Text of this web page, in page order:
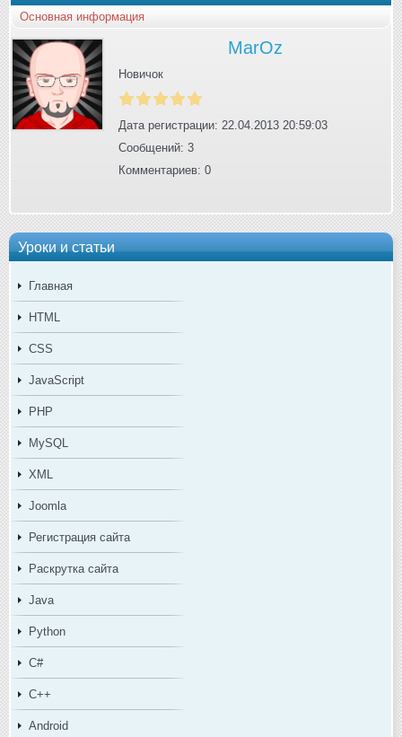
Уроки и статьи
Главная
HTML
CSS
JavaScript
PHP
MySQL
XML
Joomla
Регистрация сайта
Раскрутка сайта
Java
Python
C#
C++
Android
Основная информация
MarOz
Новичок
Дата регистрации: 22.04.2013 20:59:03
Сообщений: 3
Комментариев: 0